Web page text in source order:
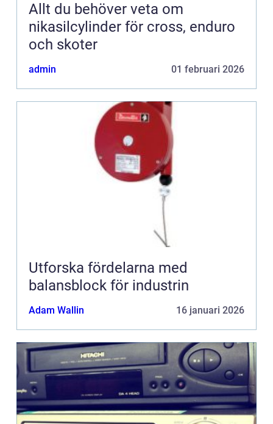
Allt du behöver veta om
nikasilcylinder för cross, enduro
och skoter
admin 01 februari 2026
Utforska fördelarna med
balansblock för industrin
Adam Wallin 16 januari 2026